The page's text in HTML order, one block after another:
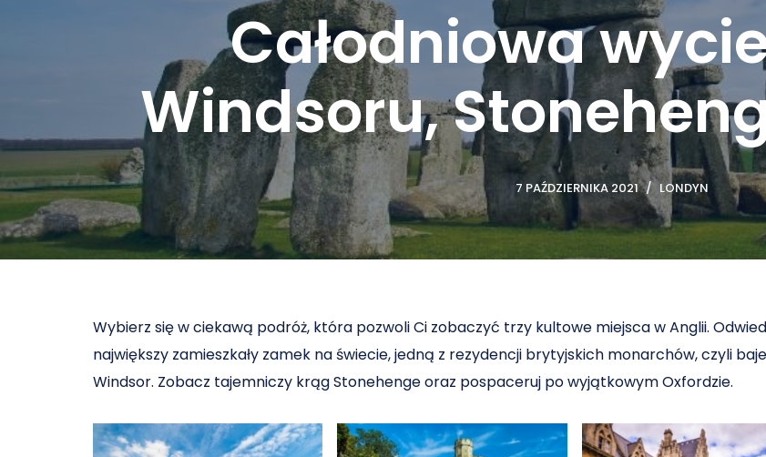
Całodniowa
Windsoru,
7 PAŹDZIERNIKA 2021 LONDYN
Wybierz się w ciekawą podróż, która pozwoli Ci zobaczyć trzy kultowe miejsca w Anglii.
największy zamieszkały zamek na świecie, jedną z rezydencji brytyjskich monarchów, czyli
Windsor. Zobacz tajemniczy krąg Stonehenge oraz pospaceruj po wyjątkowym Oxfordzie.